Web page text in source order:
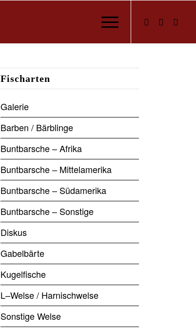
Fischarten
Galerie
Barben / Bärblinge
Buntbarsche – Afrika
Buntbarsche – Mittelamerika
Buntbarsche – Südamerika
Buntbarsche – Sonstige
Diskus
Gabelbärte
Kugelfische
L–Welse / Harnischwelse
Sonstige Welse